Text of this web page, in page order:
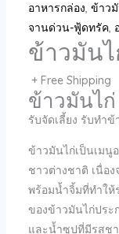
อาหารกล่อง ข้าว
จานด่วน-ฟู้ดทรัค,
ข้าวมัน
+ Free Shipping
ข้าวมันไ
รับจัดเลี้ยง รับทำ
ข้าวมันไก่เป็นเมนู
ชาวต่างชาติ เนื่อ
พร้อมน้ำจิ้มที่ทำใ
ของข้าวมันไก่ประ
และน้ำซุปที่มีรสช